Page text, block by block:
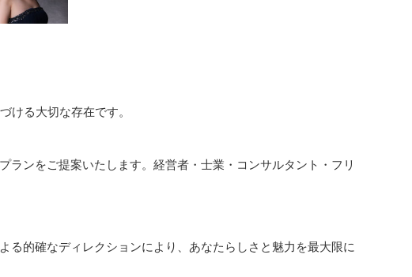
ける大切な存在です。
ンをご提案いたします。経営者・士業・コンサルタント・フリ
的確なディレクションにより、あなたらしさと魅力を最大限に